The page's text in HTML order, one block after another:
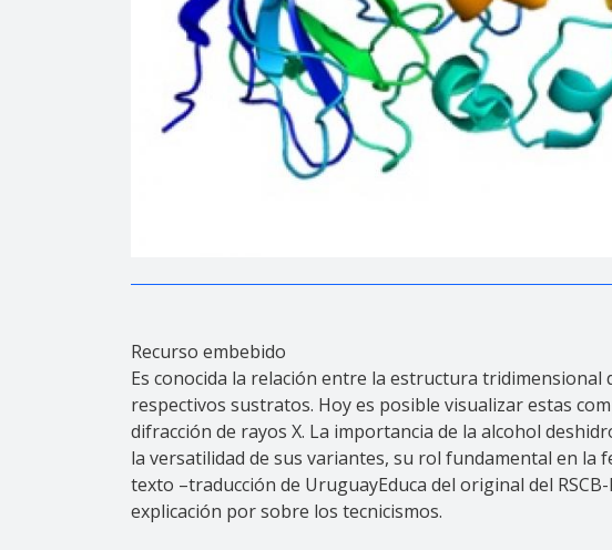
Recurso embebido
Es conocida la relación entre la estructura
respectivos sustratos. Hoy es posible visualizar estas
difracción de rayos X. La importancia de la alcohol
la versatilidad de sus variantes, su rol fundamental en la
texto –traducción de UruguayEduca del original del
explicación por sobre los tecnicismos.